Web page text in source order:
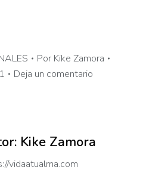
Por Kike Zamora
Deja un comentario
Kike Zamora
vidaatualma.com